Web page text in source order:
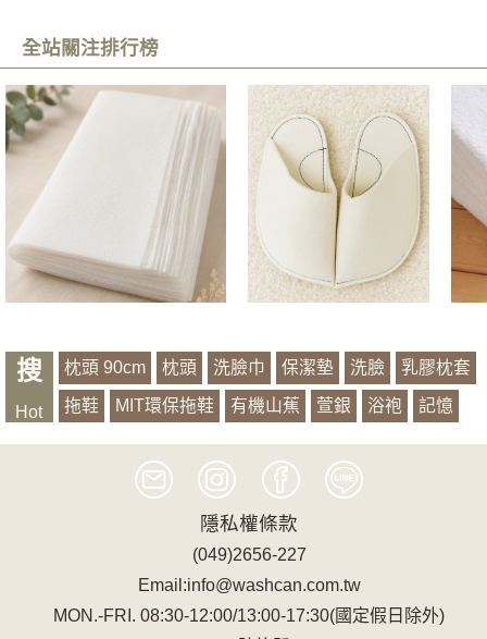
全站關注排行榜
搜
Hot
枕頭 90cm 枕頭 洗臉巾 保潔墊 洗臉 乳膠枕套
拖鞋 MIT環保拖鞋 有機山蕉 萱銀 浴袍 記憶
隱私權條款
(049)2656-227
Email:info@washcan.com.tw
MON.-FRI. 08:30-12:00/13:00-17:30(國定假日除外)